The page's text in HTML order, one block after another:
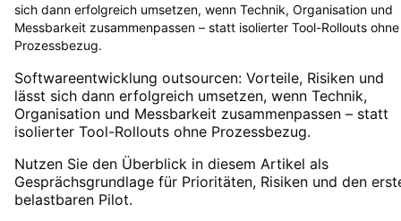
sich dann erfolgreich umsetzen, wenn Technik, Organisation und
Messbarkeit zusammenpassen – statt isolierter Tool-Rollouts ohne
Prozessbezug.
Softwareentwicklung outsourcen: Vorteile, Risiken und
lässt sich dann erfolgreich umsetzen, wenn Technik,
Organisation und Messbarkeit zusammenpassen – statt
isolierter Tool-Rollouts ohne Prozessbezug.
Nutzen Sie den Überblick in diesem Artikel als
Gesprächsgrundlage für Prioritäten, Risiken und den
belastbaren Pilot.